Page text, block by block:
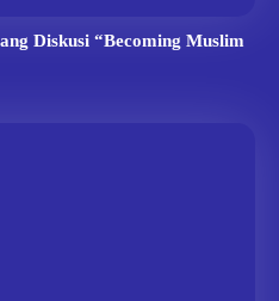
Diskusi “Becoming Muslim